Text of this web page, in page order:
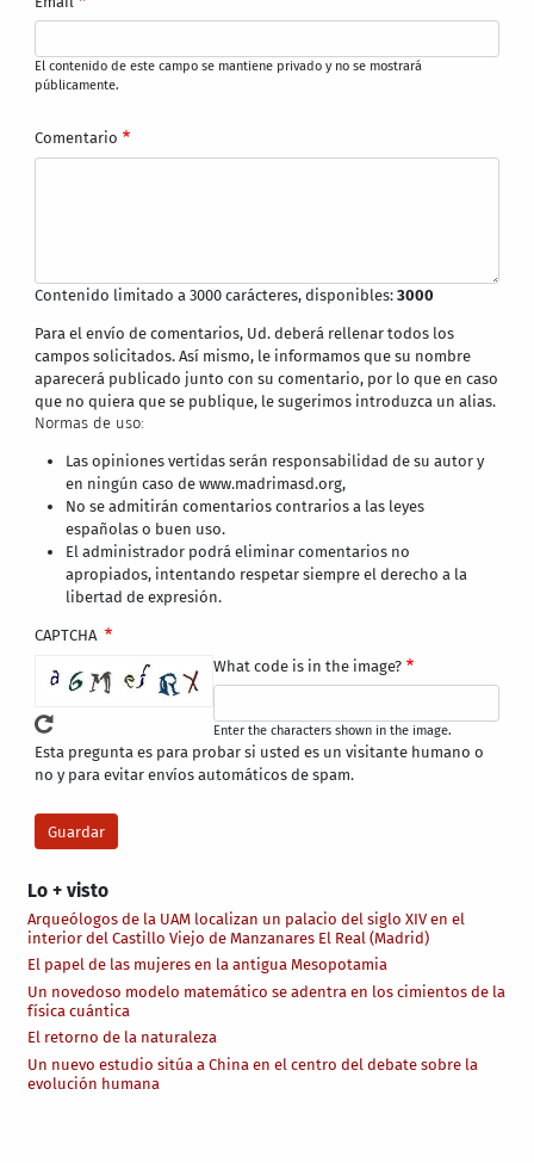
Lo + visto
Arqueólogos de la UAM localizan un palacio del siglo XIV en el
interior del Castillo Viejo de Manzanares El Real (Madrid)
El papel de las mujeres en la antigua Mesopotamia
Un novedoso modelo matemático se adentra en los cimientos de la
física cuántica
El retorno de la naturaleza
Un nuevo estudio sitúa a China en el centro del debate sobre la
evolución humana
El contenido de este campo se mantiene privado y no se mostrará
públicamente.
Comentario
Contenido limitado a 3000 carácteres, disponibles:3000
Para el envío de comentarios, Ud. deberá rellenar todos los
campos solicitados. Así mismo, le informamos que su nombre
aparecerá publicado junto con su comentario, por lo que en caso
que no quiera que se publique, le sugerimos introduzca un alias.
Normas de uso:
Las opiniones vertidas serán responsabilidad de su autor y
en ningún caso de www.madrimasd.org,
No se admitirán comentarios contrarios a las leyes
españolas o buen uso.
El administrador podrá eliminar comentarios no
apropiados, intentando respetar siempre el derecho a la
libertad de expresión.
CAPTCHA
What code is in the image?
Enter the characters shown in the image.
Esta pregunta es para probar si usted es un visitante humano o
no y para evitar envíos automáticos de spam.